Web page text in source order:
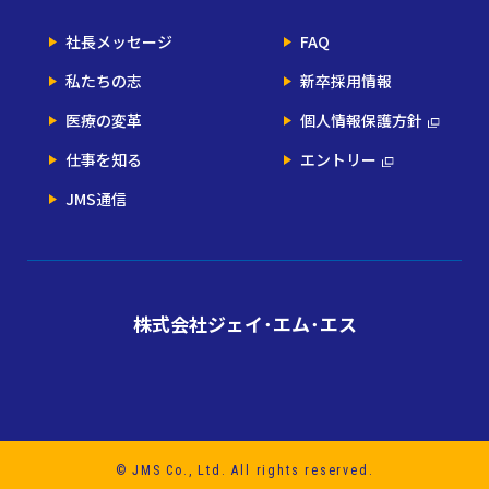
社長メッセージ
私たちの志
医療の変革
仕事を知る
JMS通信
FAQ
新卒採用情報
個人情報保護方針
エントリー
株式会社ジェイ･エム･エス
© JMS Co., Ltd. All rights reserved.